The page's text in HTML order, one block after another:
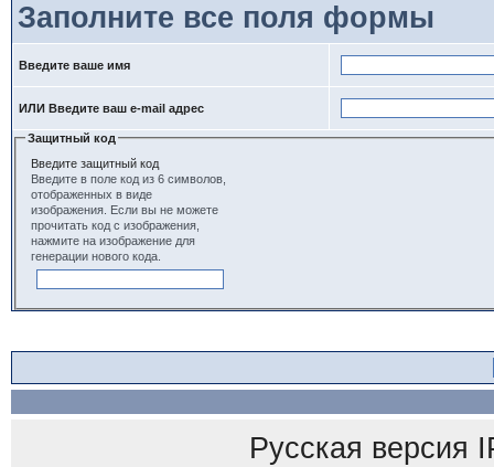
Заполните все поля формы
Введите ваше имя
ИЛИ Введите ваш e-mail адрес
Защитный код
Введите защитный код
Введите в поле код из 6 символов,
отображенных в виде
изображения. Если вы не можете
прочитать код с изображения,
нажмите на изображение для
генерации нового кода.
Русская версия